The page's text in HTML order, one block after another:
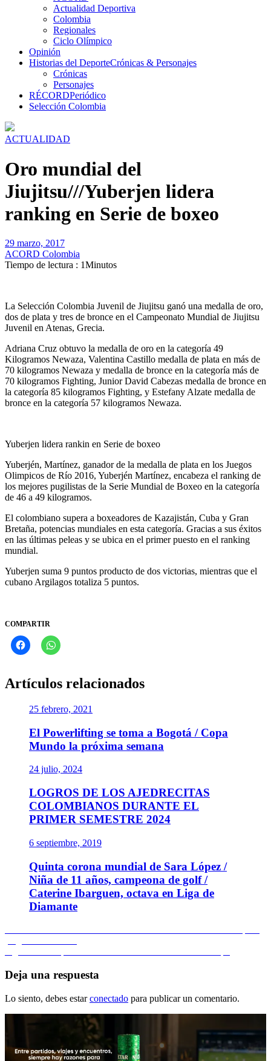
Actualidad Deportiva
Colombia
Regionales
Ciclo Olímpico
Opinión
Historias del DeporteCrónicas & Personajes
Crónicas
Personajes
RÉCORDPeriódico
Selección Colombia
ACTUALIDAD
Oro mundial del
Jiujitsu///Yuberjen lidera
ranking en Serie de boxeo
29 marzo, 2017
ACORD Colombia
Tiempo de lectura : 1Minutos
La Selección Colombia Juvenil de Jiujitsu ganó una medalla de oro,
dos de plata y tres de bronce en el Campeonato Mundial de Jiujitsu
Juvenil en Atenas, Grecia.
Adriana Cruz obtuvo la medalla de oro en la categoría 49
Kilogramos Newaza, Valentina Castillo medalla de plata en más de
70 kilogramos Newaza y medalla de bronce en la categoría más de
70 kilogramos Fighting, Junior David Cabezas medalla de bronce en
la categoría 85 kilogramos Fighting, y Estefany Alzate medalla de
bronce en la categoría 57 kilogramos Newaza.
Yuberjen lidera rankin en Serie de boxeo
Yuberjén, Martínez, ganador de la medalla de plata en los Juegos
Olimpicos de Río 2016, Yuberjén Martínez, encabeza el ranking de
los mejores pugilistas de la Serie Mundial de Boxeo en la categoría
de 46 a 49 kilogramos.
El colombiano supera a boxeadores de Kazajistán, Cuba y Gran
Bretaña, potencias mundiales en esta categoría. Gracias a sus éxitos
en las últimas peleas y se ubica en el primer puesto en el ranking
mundial.
Yuberjen suma 9 puntos producto de dos victorias, mientras que el
cubano Argilagos totaliza 5 puntos.
COMPARTIR
Artículos relacionados
25 febrero, 2021
El Powerlifting se toma a Bogotá / Copa
Mundo la próxima semana
24 julio, 2024
LOGROS DE LOS AJEDRECITAS
COLOMBIANOS DURANTE EL
PRIMER SEMESTRE 2024
6 septiembre, 2019
Quinta corona mundial de Sara López /
Niña de 11 años, campeona de golf /
Caterine Ibarguen, octava en Liga de
Diamante
Navegación
de
Deja una respuesta
Lo siento, debes estarconectado para publicar un comentario.